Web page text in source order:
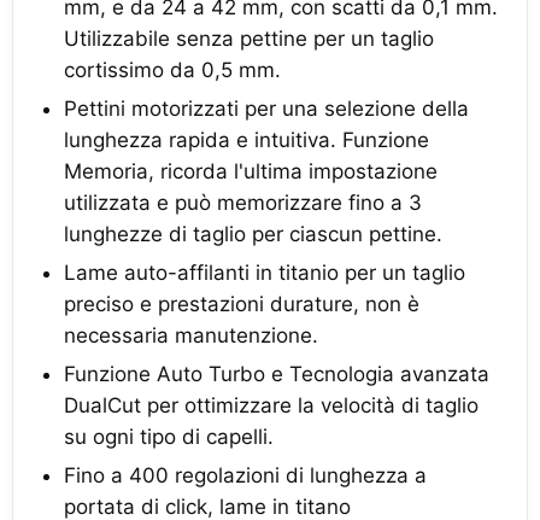
mm, e da 24 a 42 mm, con scatti da 0,1 mm.
Utilizzabile senza pettine per un taglio
cortissimo da 0,5 mm.
Pettini motorizzati per una selezione della
lunghezza rapida e intuitiva. Funzione
Memoria, ricorda l'ultima impostazione
utilizzata e può memorizzare fino a 3
lunghezze di taglio per ciascun pettine.
Lame auto-affilanti in titanio per un taglio
preciso e prestazioni durature, non è
necessaria manutenzione.
Funzione Auto Turbo e Tecnologia avanzata
DualCut per ottimizzare la velocità di taglio
su ogni tipo di capelli.
Fino a 400 regolazioni di lunghezza a
portata di click, lame in titano